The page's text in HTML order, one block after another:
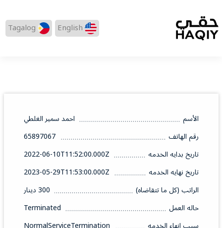
English
Tagalog
الأسم
احمد سمير الغلطي
رقم الهاتف
65897067
تاريخ بدايه الخدمه
2022-06-10T11:52:00.000Z
تاريخ نهايه الخدمه
2023-05-29T11:53:00.000Z
الراتب (كل ما تتقاضاه)
300 دينار
حاله العمل
Terminated